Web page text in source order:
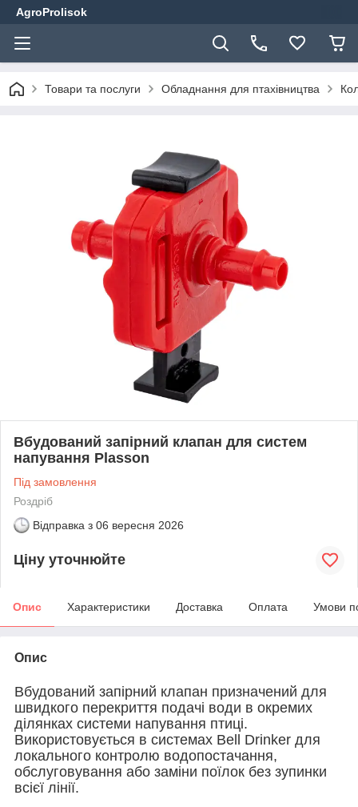
AgroProlisok
Товари та послуги Обладнання для птахівництва
Вбудований запірний клапан для систем
напування Plasson
Під замовлення
Роздріб
Відправка з 06 вересня 2026
Ціну уточнюйте
Опис Характеристики Доставка Оплата Умови
Опис
Вбудований запірний клапан призначений для
швидкого перекриття подачі води в окремих
ділянках системи напування птиці.
Використовується в системах Bell Drinker для
локального контролю водопостачання,
обслуговування або заміни поїлок без зупинки
всієї лінії.